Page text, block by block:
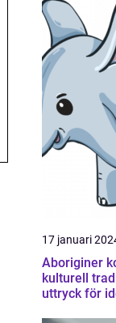
17 januari
Aboriginer
kulturell
uttryck för